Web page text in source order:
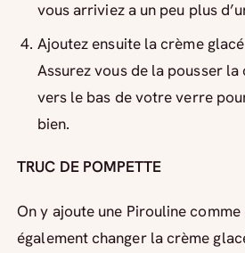
vous arriviez a un peu plus
Ajoutez ensuite la crème
Assurez vous de la pousser la
vers le bas de votre verre
bien.
TRUC DE POMPETTE
On y ajoute une Pirouline
également changer la crème